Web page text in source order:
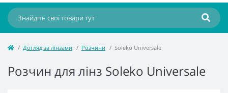
Догляд за лінзами Розчини Soleko Universale
Розчин для лінз Soleko Universale